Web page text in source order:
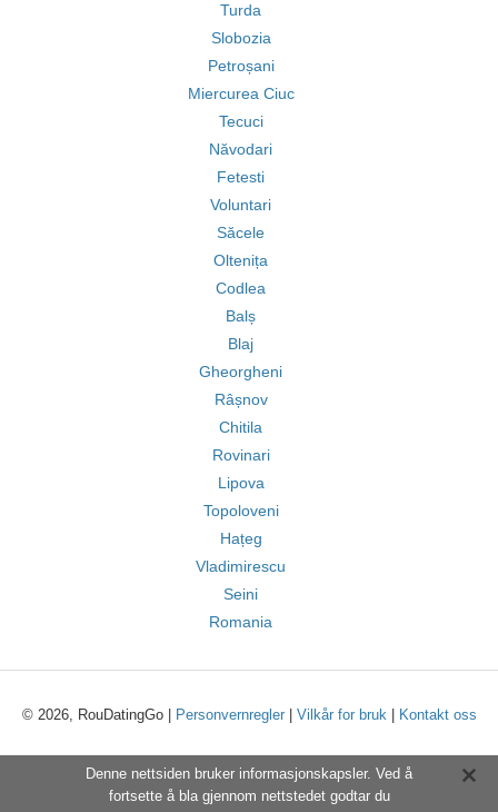
Turda
Slobozia
Petroșani
Miercurea Ciuc
Tecuci
Năvodari
Fetesti
Voluntari
Săcele
Oltenița
Codlea
Balș
Blaj
Gheorgheni
Râșnov
Chitila
Rovinari
Lipova
Topoloveni
Hațeg
Vladimirescu
Seini
Romania
© 2026, RouDatingGo | Personvernregler| Vilkår for bruk| Kontakt oss
Denne nettsiden bruker informasjonskapsler. Ved å
fortsette å bla gjennom nettstedet godtar du